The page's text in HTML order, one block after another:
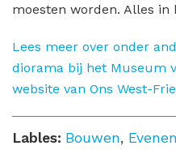
moesten worden. Alles in
Lees meer over onder
diorama bij het Museum
website van Ons West-
Lables: Bouwen,